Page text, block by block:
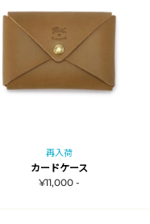
再入荷
カードケース
¥11,000 -